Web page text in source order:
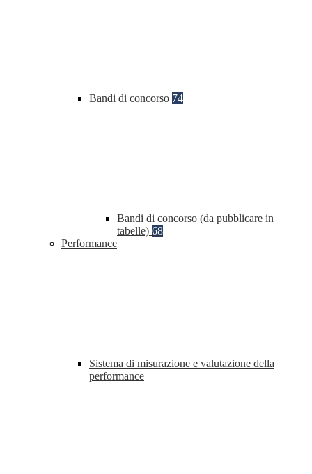
Bandi di concorso 74
Bandi di concorso (da pubblicare in
tabelle) 68
Performance
Sistema di misurazione e valutazione della
performance